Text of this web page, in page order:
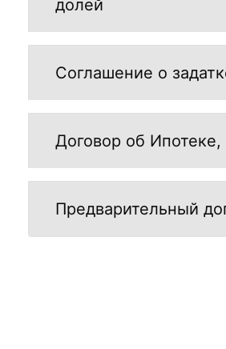
долей
Соглашение о
Договор об Ипотеке,
Предварительный